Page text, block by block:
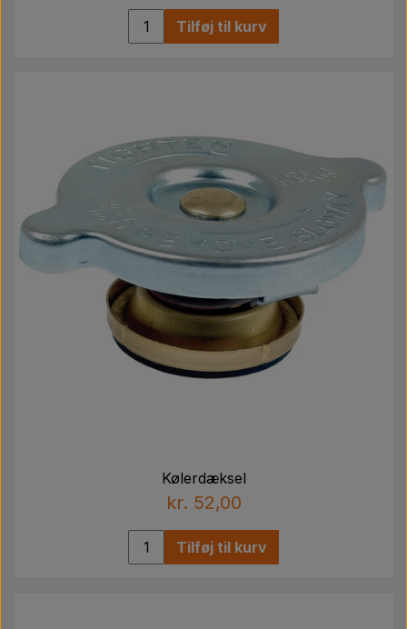
Tilføj til kurv
Kølerdæksel
kr. 52,00
Tilføj til kurv